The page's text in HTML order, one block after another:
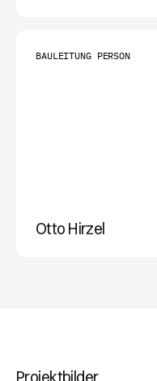
BAULEITUNG PERSON
Otto Hirzel
Projektbilder